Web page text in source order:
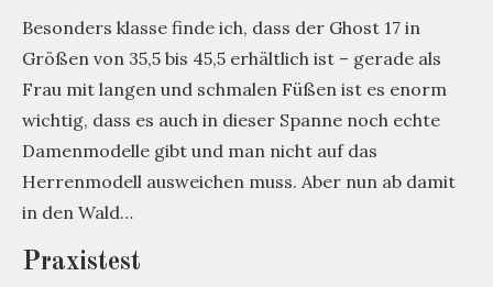
Besonders klasse finde ich, dass der Ghost 17 in
Größen von 35,5 bis 45,5 erhältlich ist – gerade als
Frau mit langen und schmalen Füßen ist es enorm
wichtig, dass es auch in dieser Spanne noch echte
Damenmodelle gibt und man nicht auf das
Herrenmodell ausweichen muss. Aber nun ab damit
in den Wald…
Praxistest